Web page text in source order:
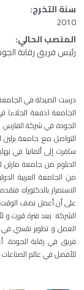
سنة التخرج:
2010
المنصب الحالي:
رئيس فريق رقابة
درست الصيدلة في
الجودة في شركة الفارس
التواصل مع جامعة برلين
الدبلوم من جامعة مارتن
من الجامعة العربية
على أن أعمل نصف الوقت
الشركة. بعد فترة قررت و
فريق في رقابة
للأفضل في عالم الصناعات